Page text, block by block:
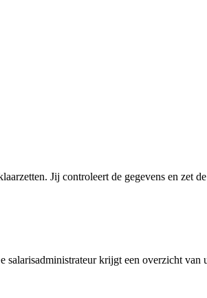
Jij controleert de gegevens en zet
krijgt een overzicht van